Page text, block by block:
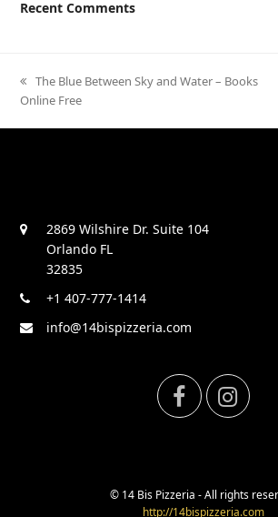
Recent Comments
previous
post:
The Blue Between Sky and Water – Books
Online Free
2869 Wilshire Dr. Suite 104
Orlando FL
32835
+1 407-777-1414
info@14bispizzeria.com
F
© 14 Bis Pizzeria - All rights
http://14bispizzeria.com